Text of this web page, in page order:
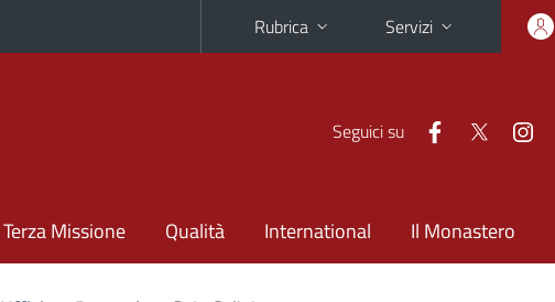
Rubrica Servizi
Seguici su
Terza Missione Qualità International Il Monastero